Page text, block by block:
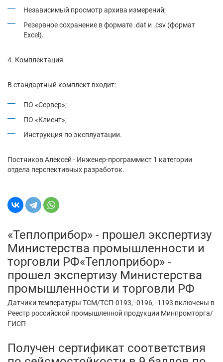
Независимый просмотр архива измерений;
Резервное сохранение в формате .dat и .csv (формат
Exсel).
Комплектация
В стандартный комплект входит:
ПО «Сервер»;
ПО «Клиент»;
Инструкция по эксплуатации.
Постников Алексей - Инженер-программист 1 категории
отдела перспективных разработок.
«Теплоприбор» - прошел экспертизу
Министерства промышленности и
торговли РФ«Теплоприбор» -
прошел экспертизу Министерства
промышленности и торговли РФ
Датчики температуры ТСМ/ТСП-0193, -0196, -1193 включены в
Реестр российской промышленной продукции Минпромторга/
ГИСП
Получен сертификат соответствия